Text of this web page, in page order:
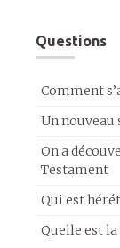
Questions
Comment
Un nouveau
On a
Testament
Qui est
Quelle est